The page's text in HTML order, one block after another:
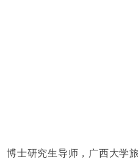
博士研究生导师，广西大学